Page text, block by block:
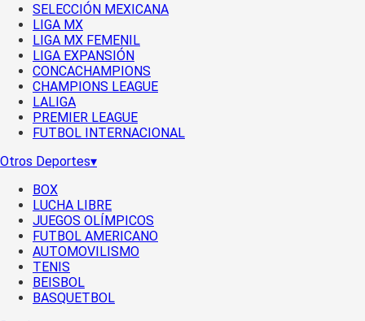
SELECCIÓN MEXICANA
LIGA MX
LIGA MX FEMENIL
LIGA EXPANSIÓN
CONCACHAMPIONS
CHAMPIONS LEAGUE
LALIGA
PREMIER LEAGUE
FUTBOL INTERNACIONAL
Otros Deportes▾
BOX
LUCHA LIBRE
JUEGOS OLÍMPICOS
FUTBOL AMERICANO
AUTOMOVILISMO
TENIS
BEISBOL
BASQUETBOL